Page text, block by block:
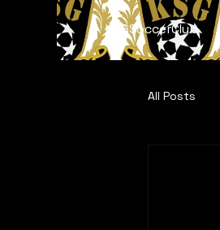
KSGSoccerClub
All Posts